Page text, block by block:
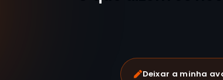
Deixar a minha